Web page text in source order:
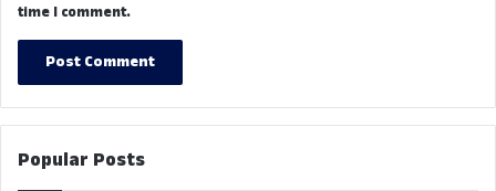
time I comment.
Popular Posts